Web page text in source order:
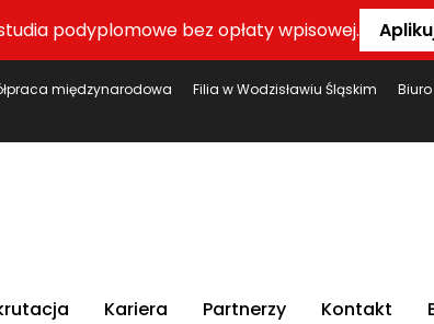
podyplomowe bez opłaty wpisowej.
międzynarodowa Filia w Wodzisławiu Śląskim
Kariera Partnerzy Kontakt